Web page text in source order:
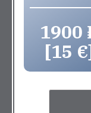
1900
[15